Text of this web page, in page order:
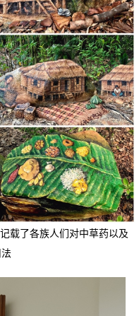
载了各族人们对中草药以及